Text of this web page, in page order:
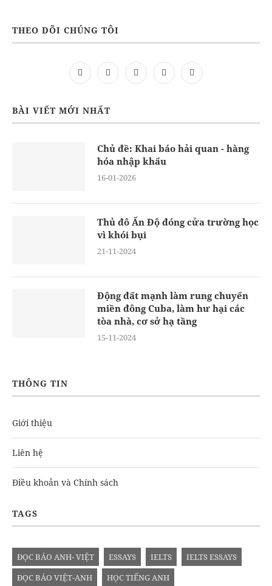
THEO DÕI CHÚNG TÔI
BÀI VIẾT MỚI NHẤT
Chủ đề: Khai báo hải quan - hàng
hóa nhập khẩu
16-01-2026
Thủ đô Ấn Độ đóng cửa trường học
vì khói bụi
21-11-2024
Động đất mạnh làm rung chuyển
miền đông Cuba, làm hư hại các
tòa nhà, cơ sở hạ tầng
15-11-2024
THÔNG TIN
Giới thiệu
Liên hệ
Điều khoản và Chính sách
TAGS
ĐỌC BÁO ANH- VIỆT ESSAYS IELTS
IELTS ESSAYS
ĐỌC BÁO VIỆT-ANH
HỌC TIẾNG ANH